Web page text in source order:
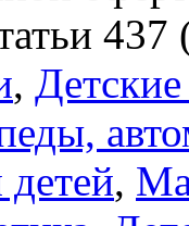
,
,